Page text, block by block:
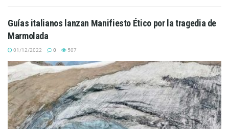
Guías italianos lanzan Manifiesto Ético por la tragedia de
Marmolada
01/12/2022 0 507